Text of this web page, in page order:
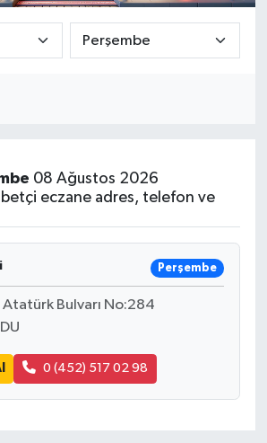
08 Ağustos 2026
eczane adres, telefon ve
Perşembe
Atatürk Bulvarı No:284
0 (452) 517 02 98